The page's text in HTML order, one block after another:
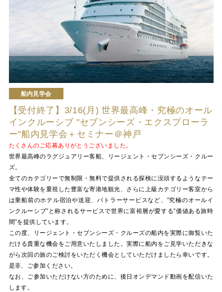
船内見学会
【受付終了】3/16(月) 世界最高峰・究極のオール
インクルーシブ "セブンシーズ・エクスプローラ
ー"船内見学会＋セミナー＠神戸
たくさんのご応募ありがとうございました。
世界最高峰のラグジュアリー客船、リージェント・セブンシーズ・クルー
ズ。
全てのカテゴリーで無制限・無料で提供される探検に没頭するようなテー
マ性や体験を重視した豊富な寄港地観光、さらに上級カテゴリー客室から
は乗船前のホテル宿泊や送迎、バトラーサービスなど、”究極のオールイ
ンクルーシブ”と称されるサービスで世界に富裕層が愛する”価値ある旅時
間”を提供しています。
この度、リージェント・セブンシーズ・クルーズの船内を実際に御覧いた
だける貴重な機会をご用意いたしました。実際に船内をご見学いただきな
がら次回の旅のご検討をいただく機会としていただけましたら幸いです。
是非、ご参加ください。
なお、ご参加いただけない方のために、後日オンデマンド動画を配信いた
します。